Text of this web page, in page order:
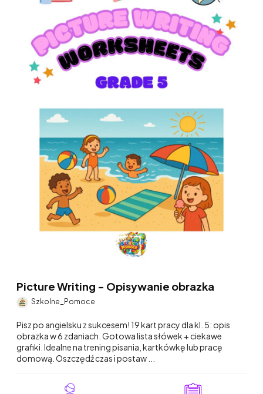
Picture Writing - Opisywanie obrazka
Szkolne_Pomoce
Pisz po angielsku z sukcesem! 19 kart pracy dla kl. 5: opis
obrazka w 6 zdaniach. Gotowa lista słówek + ciekawe
grafiki. Idealne na trening pisania, kartkówkę lub pracę
domową. Oszczędź czas i postaw ...